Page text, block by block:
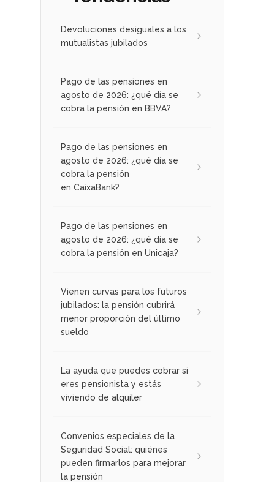
Devoluciones desiguales a los
mutualistas jubilados
Pago de las pensiones en
agosto de 2026: ¿qué día se
cobra la pensión en BBVA?
Pago de las pensiones en
agosto de 2026: ¿qué día se
cobra la pensión
en CaixaBank?
Pago de las pensiones en
agosto de 2026: ¿qué día se
cobra la pensión en Unicaja?
Vienen curvas para los futuros
jubilados: la pensión cubrirá
menor proporción del último
sueldo
La ayuda que puedes cobrar si
eres pensionista y estás
viviendo de alquiler
Convenios especiales de la
Seguridad Social: quiénes
pueden firmarlos para mejorar
la pensión